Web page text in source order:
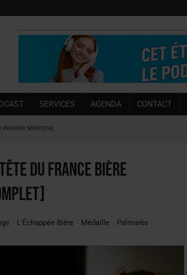
SERVICES AGENDA CONTACT
SEMESTRE
L’ÉTÉ
LE MARCHÉ [ÉTUDE]
MARTIN
PAR LES NO/LOW [ÉTUDE]
du France Bière
L'Échappée Bière Médaille
Palmarès